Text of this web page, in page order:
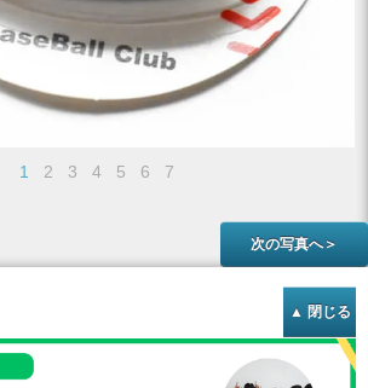
1 2 3 4 5 6 7
次の写真へ＞